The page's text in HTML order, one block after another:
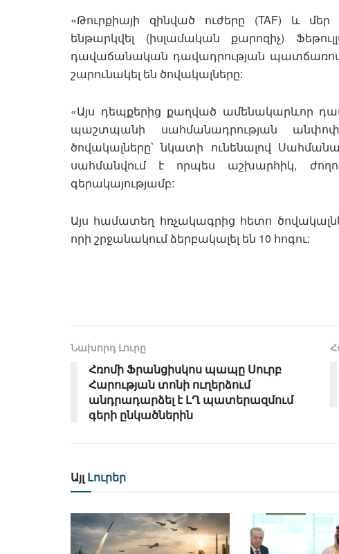
«Թուրքիայի զինված ուժերը (TAF) և
ենթարկվել (իսլամական քարոզիչ)
դավաճանական դավադրության պատճառով
շարունակել են ծովակալները:
«Այս դեպքերից քաղված ամենակարևոր
պաշտպանի սահմանադրության
ծովակալները՝ նկատի ունենալով
սահմանվում է որպես աշխարհիկ,
գերակայությամբ:
Այս համատեղ հռչակագրից հետո
որի շրջանակում ձերբակալել են 10 հոգու:
Նախորդ Լուրը
Հռոմի Ֆրանցիսկոս պապը Սուրբ
Հարության տոնի ուղերձում
անդրադարձել է ԼՂ պատերազմում
գերի ընկածներին
Այլ Լուրեր